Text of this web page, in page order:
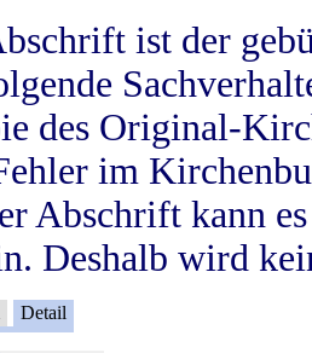
ist der
des Original-
im
Abschrift kann
Deshalb wird
Detail